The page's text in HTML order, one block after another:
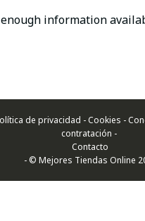
information
de privacidad - Cookies -
contratación -
Contacto
- © Mejores Tiendas Online